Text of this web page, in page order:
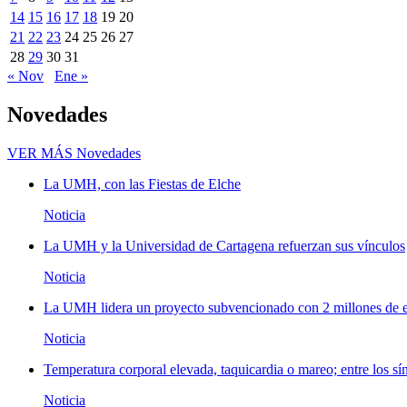
14 15 16 17 18 19 20
21 22 23 24 25 26 27
28 29 30 31
« Nov
Ene »
Novedades
VER MÁS Novedades
La UMH, con las Fiestas de Elche
Noticia
La UMH y la Universidad de Cartagena refuerzan sus vínculos
Noticia
La UMH lidera un proyecto subvencionado con 2 millones de
Noticia
Temperatura corporal elevada, taquicardia o mareo; entre los
Noticia